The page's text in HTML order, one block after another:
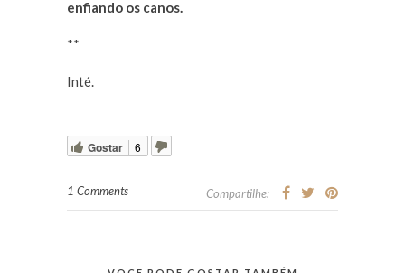
enfiando os canos.
**
Inté.
Gostar 6
1 Comments Compartilhe: